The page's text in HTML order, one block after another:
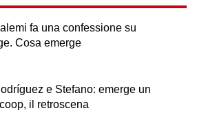
fa una confessione su
Cosa emerge
e Stefano: emerge un
il retroscena